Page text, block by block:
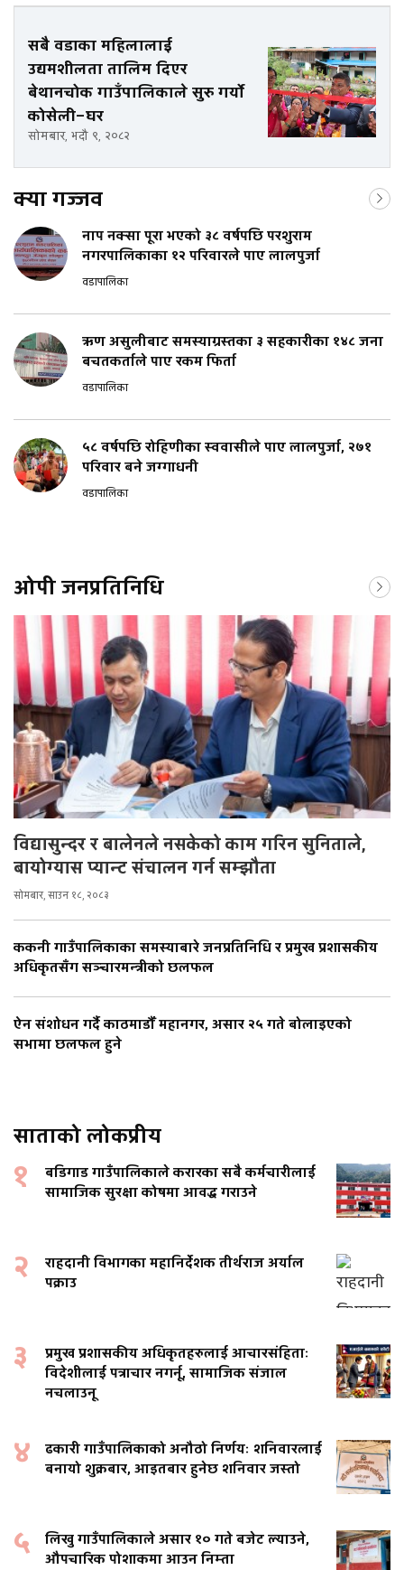
सबै वडाका महिलालाई
उद्यमशीलता तालिम दिएर
बेथानचोक गाउँपालिकाले सुरु गर्यो
कोसेली–घर
सोमबार, भदौ ९, २०८२
क्या गज्जव
नाप नक्सा पूरा भएको ३८ वर्षपछि परशुराम
नगरपालिकाका १२ परिवारले पाए लालपुर्जा
वडापालिका
ऋण असुलीबाट समस्याग्रस्तका ३ सहकारीका १४८ जना
बचतकर्ताले पाए रकम फिर्ता
वडापालिका
५८ वर्षपछि रोहिणीका स्ववासीले पाए लालपुर्जा, २७१
परिवार बने जग्गाधनी
वडापालिका
ओपी जनप्रतिनिधि
विद्यासुन्दर र बालेनले नसकेको काम गरिन सुनिताले,
बायोग्यास प्यान्ट संचालन गर्न सम्झौता
सोमबार, साउन १८, २०८३
ककनी गाउँपालिकाका समस्याबारे जनप्रतिनिधि र प्रमुख प्रशासकीय
अधिकृतसँग सञ्चारमन्त्रीको छलफल
ऐन संशोधन गर्दै काठमाडौँ महानगर, असार २५ गते बोलाइएको
सभामा छलफल हुने
साताको लोकप्रीय
१
बडिगाड गाउँपालिकाले करारका सबै कर्मचारीलाई
सामाजिक सुरक्षा कोषमा आवद्ध गराउने
२
राहदानी विभागका महानिर्देशक तीर्थराज अर्याल
पक्राउ
३
प्रमुख प्रशासकीय अधिकृतहरुलाई आचारसंहिताः
विदेशीलाई पत्राचार नगर्नू, सामाजिक संजाल
नचलाउनू
४
ढकारी गाउँपालिकाको अनौठो निर्णयः शनिवारलाई
बनायो शुक्रबार, आइतबार हुनेछ शनिवार जस्तो
५
लिखु गाउँपालिकाले असार १० गते बजेट ल्याउने,
औपचारिक पोशाकमा आउन निम्ता